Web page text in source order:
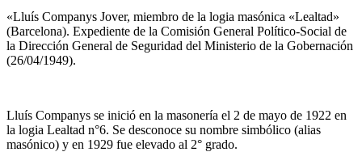
«Lluís Companys Jover, miembro de la logia masónica «Lealtad»
(Barcelona). Expediente de la Comisión General Político-Social de
la Dirección General de Seguridad del Ministerio de la Gobernación
(26/04/1949).
Lluís Companys se inició en la masonería el 2 de mayo de 1922 en
la logia Lealtad n°6. Se desconoce su nombre simbólico (alias
masónico) y en 1929 fue elevado al 2° grado.